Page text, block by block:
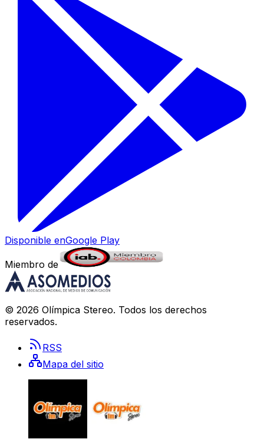
Disponible enGoogle Play
Miembro de
© 2026 Olímpica Stereo. Todos los derechos
reservados.
RSS
Mapa del sitio